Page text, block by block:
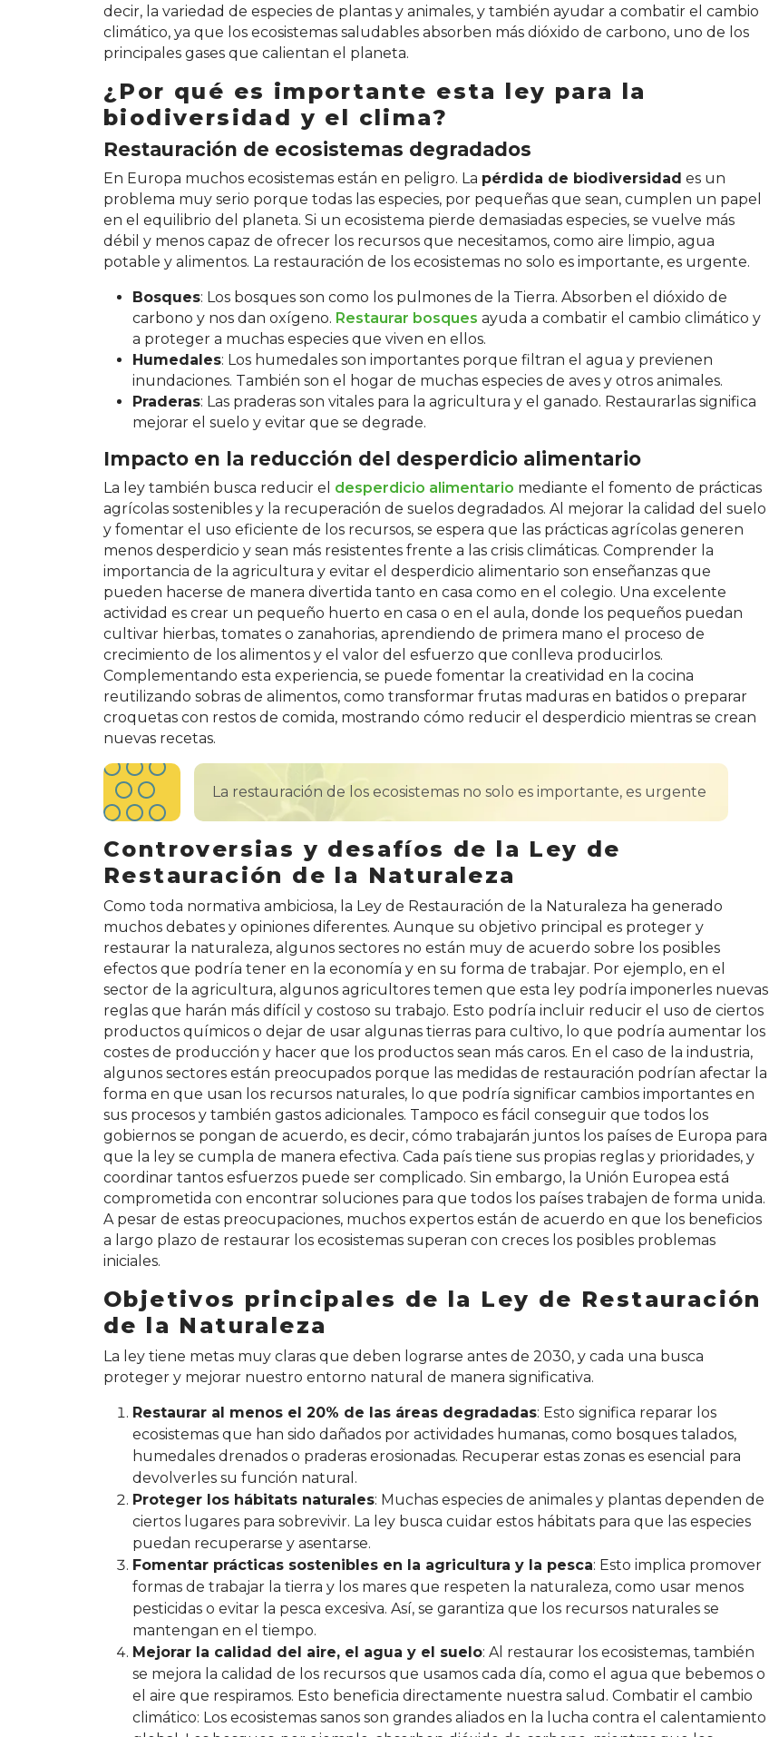
decir, la variedad de especies de plantas y animales, y también ayudar a combatir el cambio
climático, ya que los ecosistemas saludables absorben más dióxido de carbono, uno de los
principales gases que calientan el planeta.
¿Por qué es importante esta ley para la
biodiversidad y el clima?
Restauración de ecosistemas degradados
En Europa muchos ecosistemas están en peligro. La pérdida de biodiversidad es un
problema muy serio porque todas las especies, por pequeñas que sean, cumplen un papel
en el equilibrio del planeta. Si un ecosistema pierde demasiadas especies, se vuelve más
débil y menos capaz de ofrecer los recursos que necesitamos, como aire limpio, agua
potable y alimentos. La restauración de los ecosistemas no solo es importante, es urgente.
Bosques: Los bosques son como los pulmones de la Tierra. Absorben el dióxido de
carbono y nos dan oxígeno. Restaurar bosques ayuda a combatir el cambio climático y
a proteger a muchas especies que viven en ellos.
Humedales: Los humedales son importantes porque filtran el agua y previenen
inundaciones. También son el hogar de muchas especies de aves y otros animales.
Praderas: Las praderas son vitales para la agricultura y el ganado. Restaurarlas significa
mejorar el suelo y evitar que se degrade.
Impacto en la reducción del desperdicio alimentario
La ley también busca reducir el desperdicio alimentario mediante el fomento de prácticas
agrícolas sostenibles y la recuperación de suelos degradados. Al mejorar la calidad del suelo
y fomentar el uso eficiente de los recursos, se espera que las prácticas agrícolas generen
menos desperdicio y sean más resistentes frente a las crisis climáticas. Comprender la
importancia de la agricultura y evitar el desperdicio alimentario son enseñanzas que
pueden hacerse de manera divertida tanto en casa como en el colegio. Una excelente
actividad es crear un pequeño huerto en casa o en el aula, donde los pequeños puedan
cultivar hierbas, tomates o zanahorias, aprendiendo de primera mano el proceso de
crecimiento de los alimentos y el valor del esfuerzo que conlleva producirlos.
Complementando esta experiencia, se puede fomentar la creatividad en la cocina
reutilizando sobras de alimentos, como transformar frutas maduras en batidos o preparar
croquetas con restos de comida, mostrando cómo reducir el desperdicio mientras se crean
nuevas recetas.
La restauración de los ecosistemas no solo es importante, es urgente
Controversias y desafíos de la Ley de
Restauración de la Naturaleza
Como toda normativa ambiciosa, la Ley de Restauración de la Naturaleza ha generado
muchos debates y opiniones diferentes. Aunque su objetivo principal es proteger y
restaurar la naturaleza, algunos sectores no están muy de acuerdo sobre los posibles
efectos que podría tener en la economía y en su forma de trabajar. Por ejemplo, en el
sector de la agricultura, algunos agricultores temen que esta ley podría imponerles nuevas
reglas que harán más difícil y costoso su trabajo. Esto podría incluir reducir el uso de ciertos
productos químicos o dejar de usar algunas tierras para cultivo, lo que podría aumentar los
costes de producción y hacer que los productos sean más caros. En el caso de la industria,
algunos sectores están preocupados porque las medidas de restauración podrían afectar la
forma en que usan los recursos naturales, lo que podría significar cambios importantes en
sus procesos y también gastos adicionales. Tampoco es fácil conseguir que todos los
gobiernos se pongan de acuerdo, es decir, cómo trabajarán juntos los países de Europa para
que la ley se cumpla de manera efectiva. Cada país tiene sus propias reglas y prioridades, y
coordinar tantos esfuerzos puede ser complicado. Sin embargo, la Unión Europea está
comprometida con encontrar soluciones para que todos los países trabajen de forma unida.
A pesar de estas preocupaciones, muchos expertos están de acuerdo en que los beneficios
a largo plazo de restaurar los ecosistemas superan con creces los posibles problemas
iniciales.
Objetivos principales de la Ley de Restauración
de la Naturaleza
La ley tiene metas muy claras que deben lograrse antes de 2030, y cada una busca
proteger y mejorar nuestro entorno natural de manera significativa.
Restaurar al menos el 20% de las áreas degradadas: Esto significa reparar los
ecosistemas que han sido dañados por actividades humanas, como bosques talados,
humedales drenados o praderas erosionadas. Recuperar estas zonas es esencial para
devolverles su función natural.
Proteger los hábitats naturales: Muchas especies de animales y plantas dependen de
ciertos lugares para sobrevivir. La ley busca cuidar estos hábitats para que las especies
puedan recuperarse y asentarse.
Fomentar prácticas sostenibles en la agricultura y la pesca: Esto implica promover
formas de trabajar la tierra y los mares que respeten la naturaleza, como usar menos
pesticidas o evitar la pesca excesiva. Así, se garantiza que los recursos naturales se
mantengan en el tiempo.
Mejorar la calidad del aire, el agua y el suelo: Al restaurar los ecosistemas, también
se mejora la calidad de los recursos que usamos cada día, como el agua que bebemos o
el aire que respiramos. Esto beneficia directamente nuestra salud. Combatir el cambio
climático: Los ecosistemas sanos son grandes aliados en la lucha contra el calentamiento